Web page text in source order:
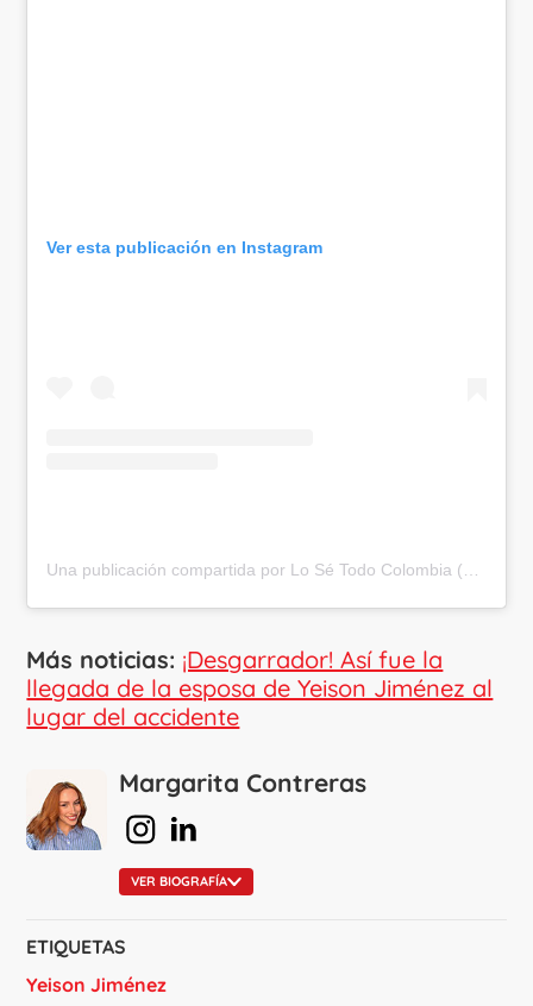
Ver esta publicación en Instagram
Más noticias: ¡Desgarrador! Así fue la
llegada de la esposa de Yeison Jiménez al
lugar del accidente
Margarita Contreras
en Instagram
en Linkedin
VER BIOGRAFÍA
ETIQUETAS
Yeison Jiménez